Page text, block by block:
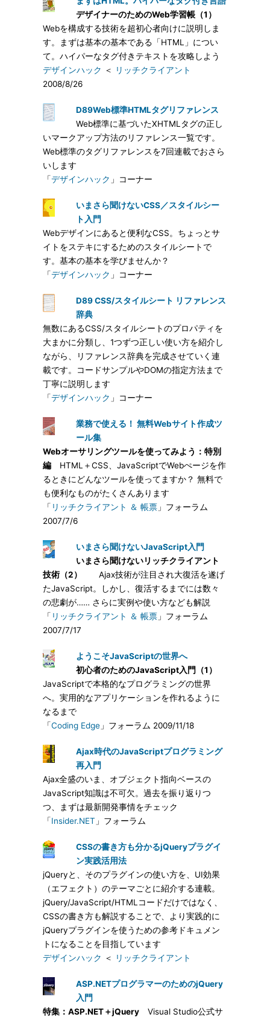
デザイナーのためのWeb学習帳（1）
Webを構成する技術を超初心者向けに説明しま
す。まずは基本の基本である「HTML」につい
て。ハイパーなタグ付きテキストを攻略しよう
デザインハック ＜
リッチクライアント
2008/8/26
D89Web標準HTMLタグリファレンス
Web標準に基づいたXHTMLタグの正し
いマークアップ方法のリファレンス一覧です。
Web標準のタグリファレンスを7回連載でおさら
いします
「デザインハック 」コーナー
いまさら聞けないCSS／スタイルシー
ト入門
Webデザインにあると便利なCSS。ちょっとサ
イトをステキにするためのスタイルシートで
す。基本の基本を学びませんか？
「デザインハック 」コーナー
D89 CSS/スタイルシート リファレンス
辞典
無数にあるCSS/スタイルシートのプロパティを
大まかに分類し、1つずつ正しい使い方を紹介し
ながら、リファレンス辞典を完成させていく連
載です。コードサンプルやDOMの指定方法まで
丁寧に説明します
「デザインハック 」コーナー
業務で使える！ 無料Webサイト作成ツ
ール集
Webオーサリングツールを使ってみよう：特別
編 HTML＋CSS、JavaScriptでWebぺージを作
るときにどんなツールを使ってますか？ 無料で
も便利なものがたくさんあります
「 リッチクライアント ＆ 帳票 」フォーラム
2007/7/6
いまさら聞けないJavaScript入門
いまさら聞けないリッチクライアント
技術（2）
Ajax技術が注目され大復活を遂げ
たJavaScript。しかし、復活するまでには数々
の悲劇が…… さらに実例や使い方なども解説
「 リッチクライアント ＆ 帳票 」フォーラム
2007/7/17
ようこそJavaScriptの世界へ
初心者のためのJavaScript入門（1）
JavaScriptで本格的なプログラミングの世界
へ。実用的なアプリケーションを作れるように
なるまで
「Coding Edge 」フォーラム 2009/11/18
Ajax時代のJavaScriptプログラミング
再入門
Ajax全盛のいま、オブジェクト指向ベースの
JavaScript知識は不可欠。過去を振り返りつ
つ、まずは最新開発事情をチェック
「Insider.NET 」フォーラム
CSSの書き方も分かるjQueryプラグイ
ン実践活用法
jQueryと、そのプラグインの使い方を、UI効果
（エフェクト）のテーマごとに紹介する連載。
jQuery/JavaScript/HTMLコードだけではなく、
CSSの書き方も解説することで、より実践的に
jQueryプラグインを使うための参考ドキュメン
トになることを目指しています
デザインハック ＜ リッチクライアント
ASP.NETプログラマーのためのjQuery
入門
特集：ASP.NET＋jQuery Visual Studio公式サ